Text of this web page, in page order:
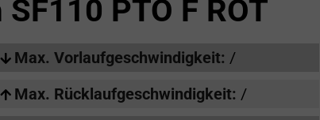
SF110 PTO F ROT
Max. Vorlaufgeschwindigkeit: /
Max. Rücklaufgeschwindigkeit: /